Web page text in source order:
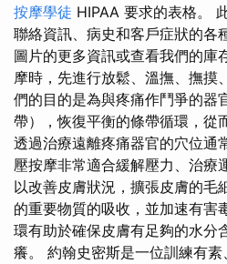
按摩學徒 HIPAA 要求的表格。
聯絡資訊、病史和客戶症狀的各
圖片的更多資訊或查看我們的庫
摩時，先進行放鬆、溫撫、撫摸
們的目的是為與疼痛作鬥爭的器
帶），恢復平衡的條帶循環，從
透過治療遠離疼痛器官的穴位通
壓按摩非常適合緩解壓力、治療
以改善皮膚狀況，擴張皮膚的毛
的重要物質的吸收，並加速有害
環有助於確保皮膚有足夠的水分
癢。 約翰史密斯是一位訓練有